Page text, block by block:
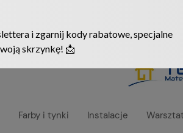
Ruszyła nowa
Farby i tynki Instalacje